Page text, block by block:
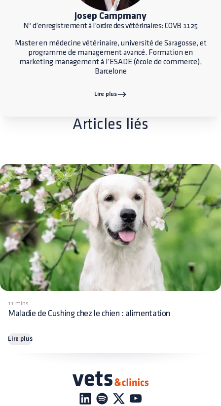
Josep Campmany
Nº d’enregistrement à l’ordre des vétérinaires: COVB 1125
Master en médecine vétérinaire, université de Saragosse, et
programme de management avancé. Formation en
marketing management à l’ESADE (école de commerce),
Barcelone
Lire plus
Articles liés
11 mins
Maladie de Cushing chez le chien : alimentation
Lire plus